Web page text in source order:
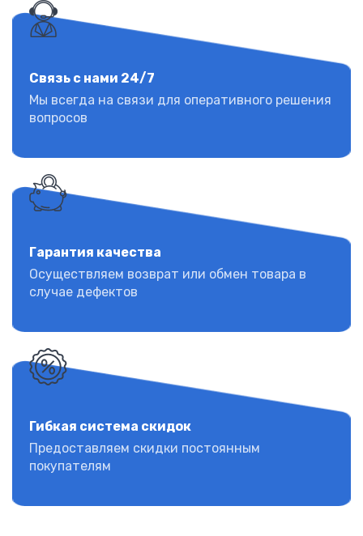
Связь с нами 24/7
Мы всегда на связи для оперативного решения
вопросов
Гарантия качества
Осуществляем возврат или обмен товара в
случае дефектов
Гибкая система скидок
Предоставляем скидки постоянным
покупателям